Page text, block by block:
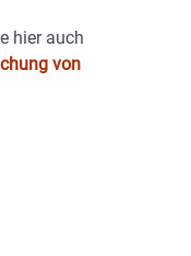
hier auch
von